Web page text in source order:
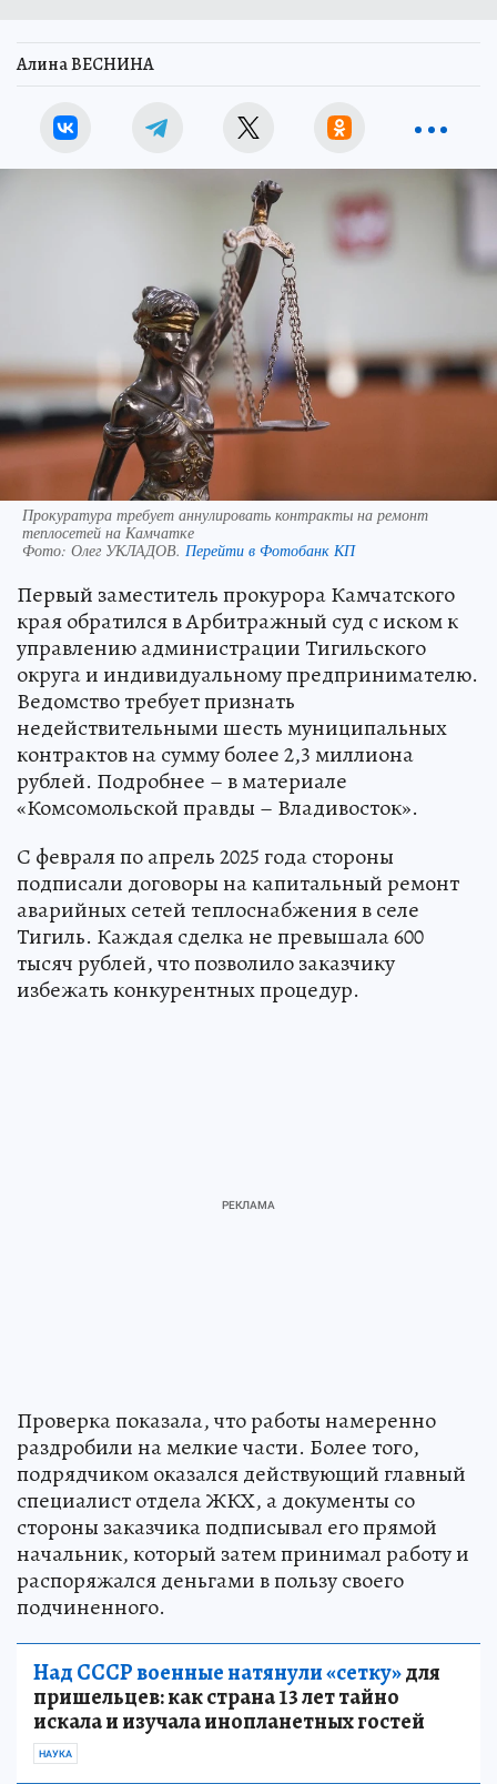
Алина ВЕСНИНА
Прокуратура требует аннулировать контракты на ремонт
теплосетей на Камчатке
Фото: Олег УКЛАДОВ. Перейти в Фотобанк КП
Первый заместитель прокурора Камчатского
края обратился в Арбитражный суд с иском к
управлению администрации Тигильского
округа и индивидуальному предпринимателю.
Ведомство требует признать
недействительными шесть муниципальных
контрактов на сумму более 2,3 миллиона
рублей. Подробнее – в материале
«Комсомольской правды – Владивосток».
С февраля по апрель 2025 года стороны
подписали договоры на капитальный ремонт
аварийных сетей теплоснабжения в селе
Тигиль. Каждая сделка не превышала 600
тысяч рублей, что позволило заказчику
избежать конкурентных процедур.
Проверка показала, что работы намеренно
раздробили на мелкие части. Более того,
подрядчиком оказался действующий главный
специалист отдела ЖКХ, а документы со
стороны заказчика подписывал его прямой
начальник, который затем принимал работу и
распоряжался деньгами в пользу своего
подчиненного.
Над СССР военные натянули «сетку»для
пришельцев: как страна 13 лет тайно
искала и изучала инопланетных гостей
НАУКА